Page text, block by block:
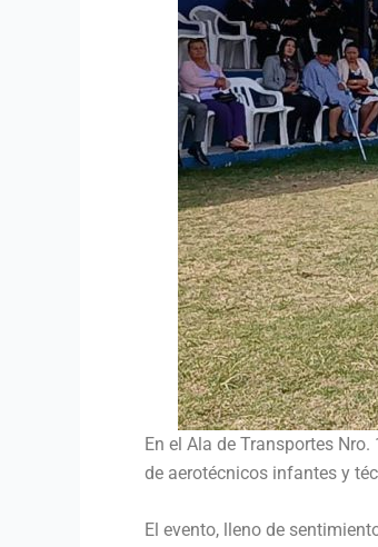
En el Ala de Transportes
de aerotécnicos infantes y
El evento, lleno de